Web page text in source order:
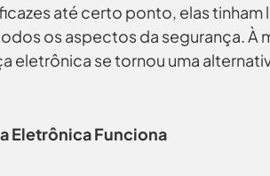
até certo ponto, elas tinham
os aspectos da segurança. À
eletrônica se tornou uma
Eletrônica Funciona